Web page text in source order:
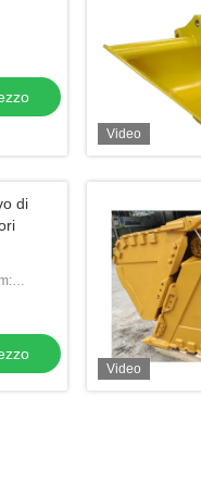
Video
di
Video